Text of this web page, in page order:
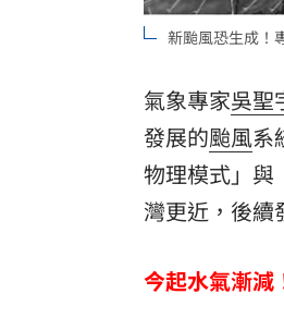
「拍片人的多
理想混蛋號召
新颱風恐生成！
氣象專家吳聖
發展的颱風系
物理模式」與
灣更近，後續
今起水氣漸減